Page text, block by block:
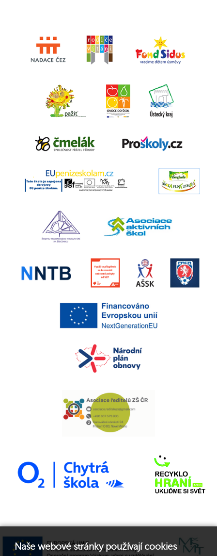
Naše webové stránky používají cookies